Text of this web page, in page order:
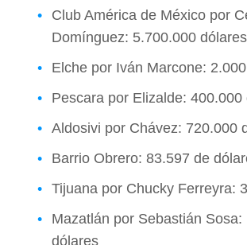
Club América de México por
Domínguez: 5.700.000
Elche por Iván Marcone:
Pescara por Elizalde: 400.000
Aldosivi por Chávez: 720.000
Barrio Obrero: 83.597 de
Tijuana por Chucky Ferreyra:
Mazatlán por Sebastián Sosa:
dólares